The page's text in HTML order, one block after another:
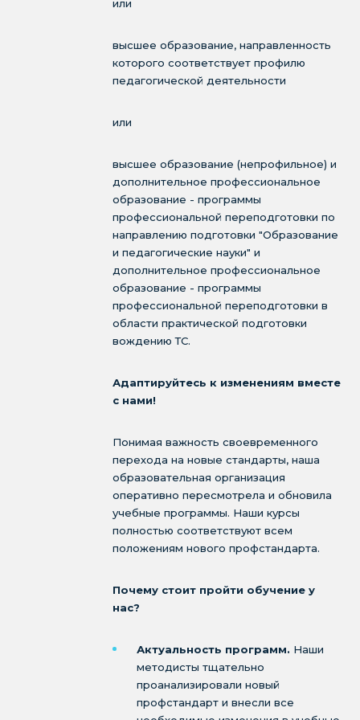
или
высшее образование, направленность
которого соответствует профилю
педагогической деятельности
или
высшее образование (непрофильное) и
дополнительное профессиональное
образование - программы
профессиональной переподготовки по
направлению подготовки "Образование
и педагогические науки" и
дополнительное профессиональное
образование - программы
профессиональной переподготовки в
области практической подготовки
вождению ТС.
Адаптируйтесь к изменениям вместе
с нами!
Понимая важность своевременного
перехода на новые стандарты, наша
образовательная организация
оперативно пересмотрела и обновила
учебные программы. Наши курсы
полностью соответствуют всем
положениям нового профстандарта.
Почему стоит пройти обучение у
нас?
Актуальность программ. Наши
методисты тщательно
проанализировали новый
профстандарт и внесли все